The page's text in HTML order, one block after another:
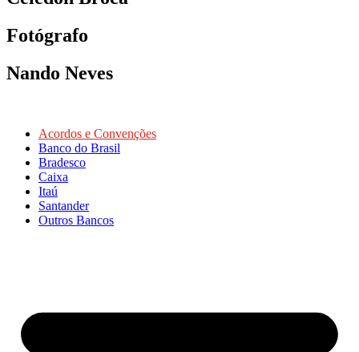
Fotógrafo
Nando Neves
Acordos e Convenções
Banco do Brasil
Bradesco
Caixa
Itaú
Santander
Outros Bancos